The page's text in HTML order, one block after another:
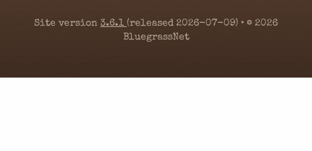
Site version 3.6.1 (released 2026-07-09) • © 2026
BluegrassNet